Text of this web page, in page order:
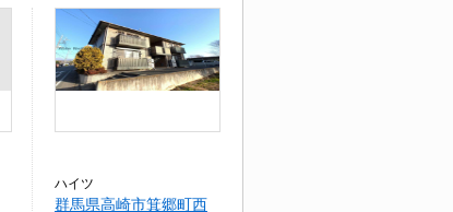
ハイツ
群馬県高崎市箕郷町西